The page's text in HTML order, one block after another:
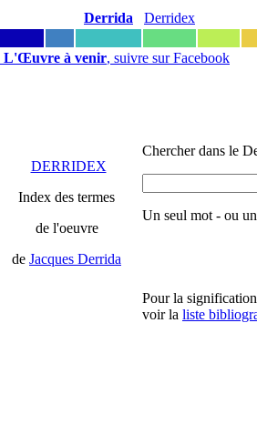
Derrida Derridex
L'Œuvre à venir, suivre sur Facebook
DERRIDEX
Index des termes
de l'oeuvre
de Jacques Derrida
Chercher dans le
Un seul mot - ou
Pour la
voir la liste